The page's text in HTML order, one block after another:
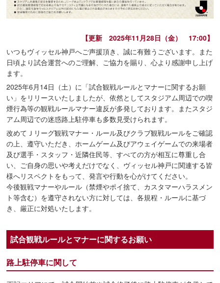
【更新 2025年11月28日（金） 17:00】
いつもヴィッセル神戸へご声援頂き、誠に有難うございます。また
日頃より試合運営へのご理解、ご協力を賜り、心より感謝申し上げ
ます。
2025年6月14日（土）に「試合観戦ルールとマナーに関するお願
い」をリリースいたしましたが、依然としてスタジアム周辺での喫
煙行為等の観戦ルールマナー違反が多発しております。またスタジ
アム周辺での迷惑路上駐停車も多数見受けられます。
改めてＪリーグ観戦マナー・ルール及びクラブ観戦ルールをご確認
の上、遵守いただき、ホームゲーム及びアウェイゲームでの来場者
及び選手・スタッフ・近隣住民等、すべての方が相互に尊重し合
い、ご自身の思いや考えだけでなく、ヴィッセル神戸に関連する皆
様へリスペクトをもって、発言や行動を心がけてください。
今後観戦マナーやルール（禁煙やポイ捨て、カスタマーハラスメン
ト等含む）を遵守されない方に対しては、各規程・ルールに基づ
き、厳正に対処いたします。
試合観戦ルールとマナーに関するお願い
路上駐停車に関して